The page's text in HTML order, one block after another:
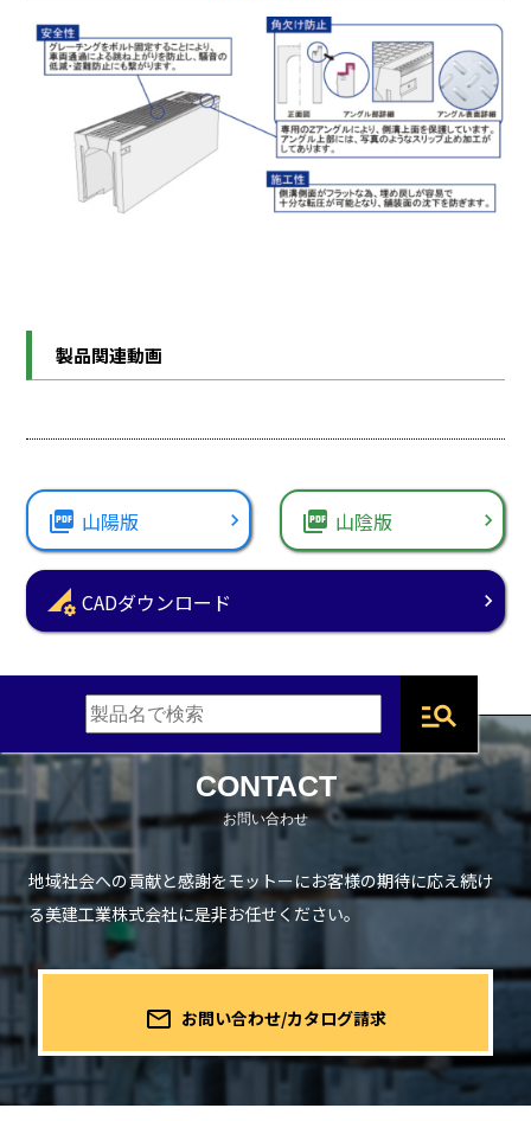
製品関連動画
picture_as_pdf 山陽版 picture_as_pdf 山陰版
perm_data_setting CADダウンロード
manage_search
CONTACT
地域社会への貢献と感謝をモットーにお客様の期待に応え続け
る美建工業株式会社に是非お任せください。
mail_outline お問い合わせ/カタログ請求